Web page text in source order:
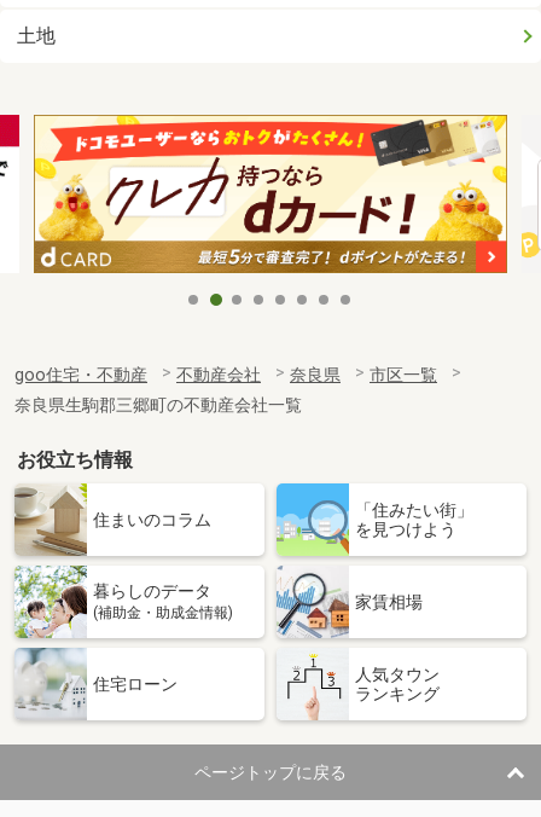
土地
goo住宅・不動産 不動産会社 奈良県
市区一覧
奈良県生駒郡三郷町の不動産会社一覧
お役立ち情報
住まいのコラム
「住みたい街」
を見つけよう
暮らしのデータ
(補助金・助成金情報)
家賃相場
住宅ローン
人気タウン
ランキング
ページトップに戻る